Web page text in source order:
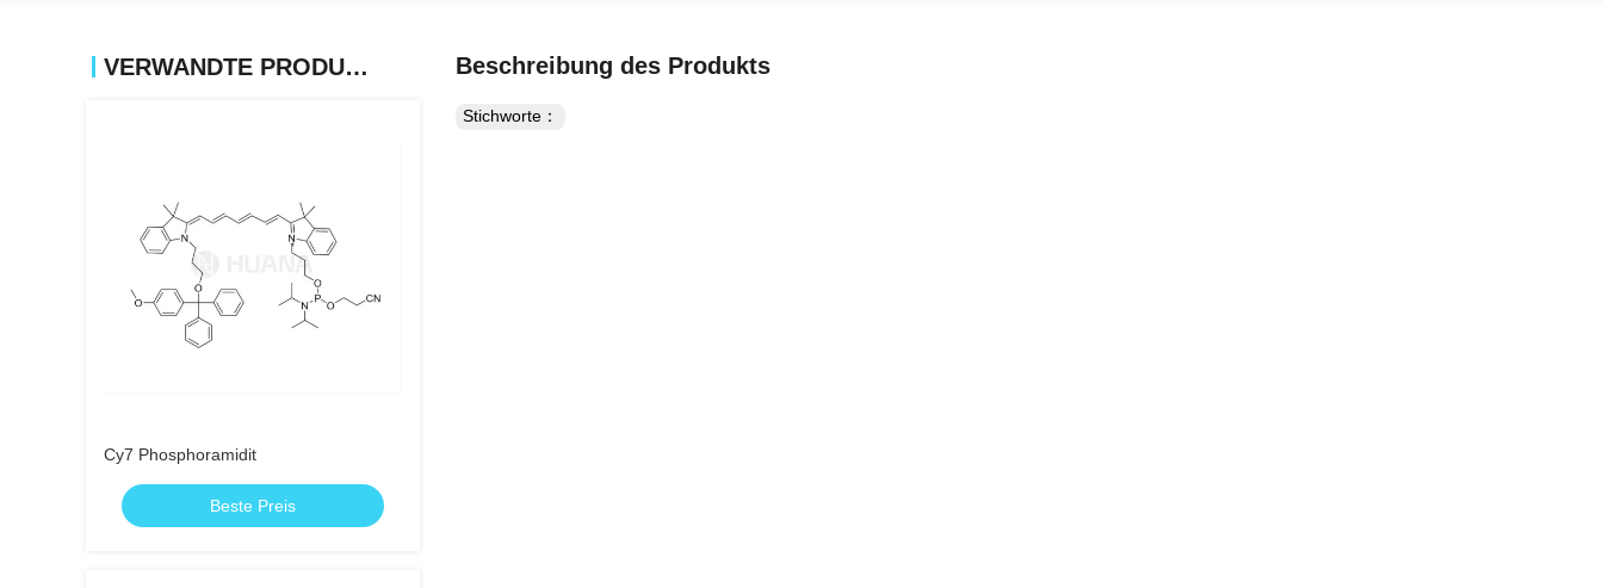
VERWANDTE PRODUKTE
Cy7 Phosphoramidit
Beste Preis
Beschreibung des Produkts
Stichworte：